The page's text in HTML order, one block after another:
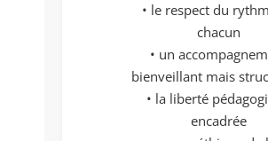
• le respect du
chacun
• un
bienveillant mais
• la liberté
encadrée